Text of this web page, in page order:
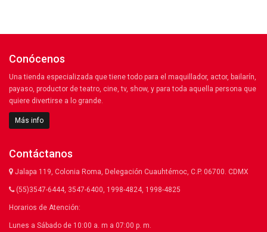
Conócenos
Una tienda especializada que tiene todo para el maquillador, actor, bailarín,
payaso, productor de teatro, cine, tv, show, y para toda aquella persona que
quiere divertirse a lo grande.
Más info
Contáctanos
Jalapa 119, Colonia Roma, Delegación Cuauhtémoc, C.P. 06700. CDMX
(55)3547-6444, 3547-6400, 1998-4824, 1998-4825
Horarios de Atención:
Lunes a Sábado de 10:00 a. m a 07:00 p. m.